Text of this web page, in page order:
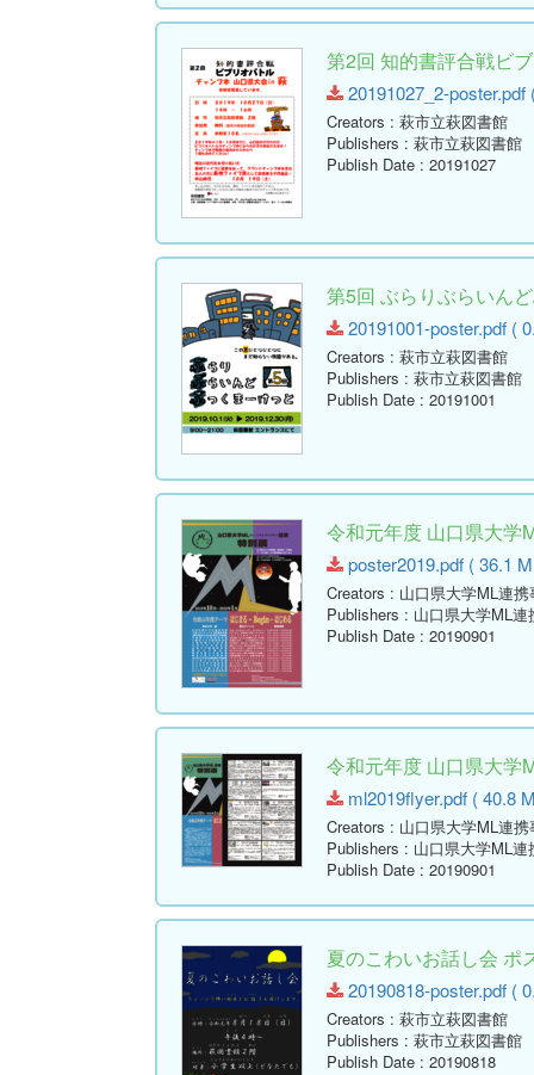
第2回 知的書評合戦ビ
20191027_2-poster.pdf
Creators : 萩市立萩図書館
Publishers : 萩市立萩図書館
Publish Date : 20191027
第5回 ぶらりぶらいん
20191001-poster.pdf (
Creators : 萩市立萩図書館
Publishers : 萩市立萩図書館
Publish Date : 20191001
令和元年度 山口県大学
poster2019.pdf ( 36.1
Creators : 山口県大学ML連
Publishers : 山口県大学ML
Publish Date : 20190901
令和元年度 山口県大学
ml2019flyer.pdf ( 40.8
Creators : 山口県大学ML連
Publishers : 山口県大学ML
Publish Date : 20190901
夏のこわいお話し会 ポ
20190818-poster.pdf (
Creators : 萩市立萩図書館
Publishers : 萩市立萩図書館
Publish Date : 20190818